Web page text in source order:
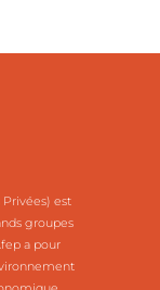
Privées) est
groupes
a pour